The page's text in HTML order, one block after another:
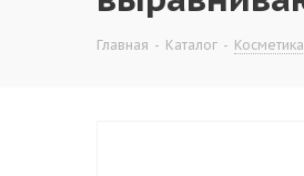
Главная - Каталог -